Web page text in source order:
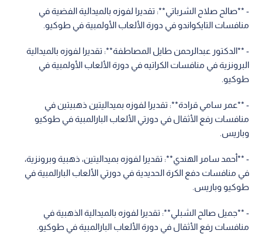
- **صالح صلاح الشرباتي**: تقديرا لفوزه بالميدالية الفضية في
منافسات التايكواندو في دورة الألعاب الأولمبية في طوكيو.
- **الدكتور عبدالرحمن طايل المصاطفة**: تقديرا لفوزه بالميدالية
البرونزية في منافسات الكراتيه في دورة الألعاب الأولمبية في
طوكيو.
- **عمر سامي قرادة**: تقديرا لفوزه بميداليتين ذهبيتين في
منافسات رفع الأثقال في دورتي الألعاب البارالمبية في طوكيو
وباريس.
- **أحمد سامر الهندي**: تقديرا لفوزه بميداليتين، ذهبية وبرونزية،
في منافسات دفع الكرة الحديدية في دورتي الألعاب البارالمبية في
طوكيو وباريس.
- **جميل صالح الشبلي**: تقديرا لفوزه بالميدالية الذهبية في
منافسات رفع الأثقال في دورة الألعاب البارالمبية في طوكيو.